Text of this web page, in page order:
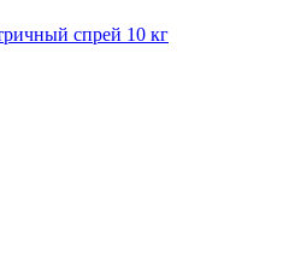
спрей 10 кг